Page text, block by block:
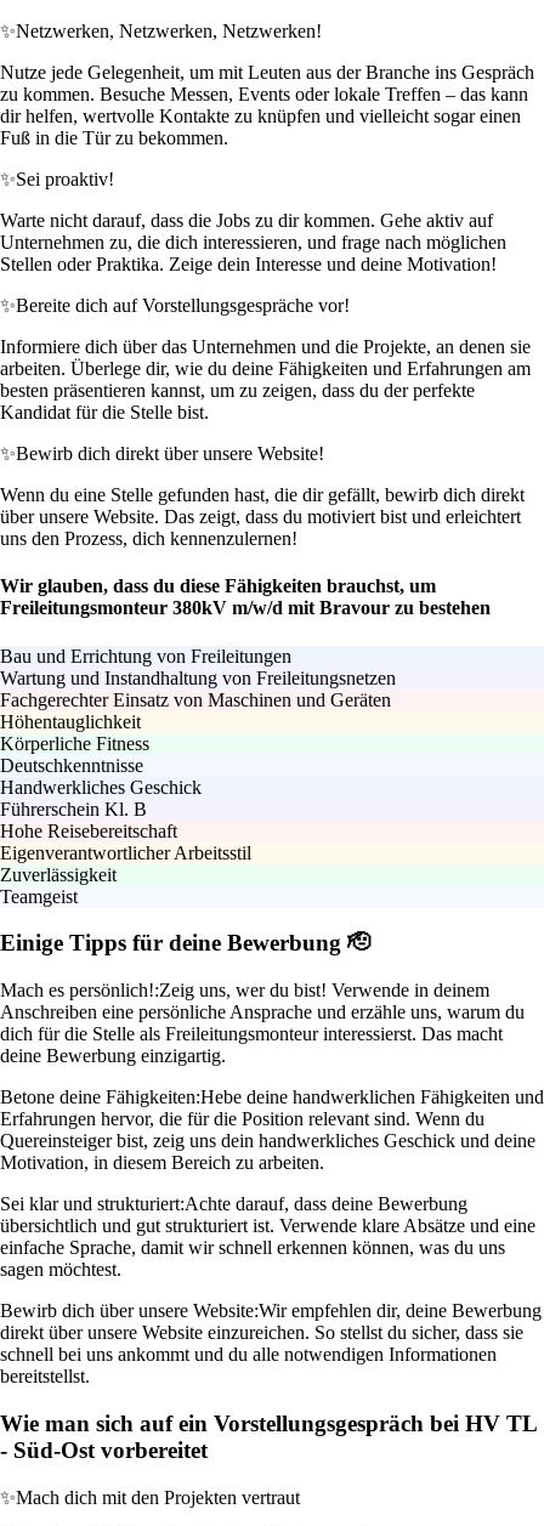
✨Netzwerken, Netzwerken, Netzwerken!
Nutze jede Gelegenheit, um mit Leuten aus der Branche ins Gespräch
zu kommen. Besuche Messen, Events oder lokale Treffen – das kann
dir helfen, wertvolle Kontakte zu knüpfen und vielleicht sogar einen
Fuß in die Tür zu bekommen.
✨Sei proaktiv!
Warte nicht darauf, dass die Jobs zu dir kommen. Gehe aktiv auf
Unternehmen zu, die dich interessieren, und frage nach möglichen
Stellen oder Praktika. Zeige dein Interesse und deine Motivation!
✨Bereite dich auf Vorstellungsgespräche vor!
Informiere dich über das Unternehmen und die Projekte, an denen sie
arbeiten. Überlege dir, wie du deine Fähigkeiten und Erfahrungen am
besten präsentieren kannst, um zu zeigen, dass du der perfekte
Kandidat für die Stelle bist.
✨Bewirb dich direkt über unsere Website!
Wenn du eine Stelle gefunden hast, die dir gefällt, bewirb dich direkt
über unsere Website. Das zeigt, dass du motiviert bist und erleichtert
uns den Prozess, dich kennenzulernen!
Wir glauben, dass du diese Fähigkeiten brauchst, um
Freileitungsmonteur 380kV m/w/d mit Bravour zu bestehen
Bau und Errichtung von Freileitungen
Wartung und Instandhaltung von Freileitungsnetzen
Fachgerechter Einsatz von Maschinen und Geräten
Höhentauglichkeit
Körperliche Fitness
Deutschkenntnisse
Handwerkliches Geschick
Führerschein Kl. B
Hohe Reisebereitschaft
Eigenverantwortlicher Arbeitsstil
Zuverlässigkeit
Teamgeist
Einige Tipps für deine Bewerbung 🫡
Mach es persönlich!:Zeig uns, wer du bist! Verwende in deinem
Anschreiben eine persönliche Ansprache und erzähle uns, warum du
dich für die Stelle als Freileitungsmonteur interessierst. Das macht
deine Bewerbung einzigartig.
Betone deine Fähigkeiten:Hebe deine handwerklichen Fähigkeiten und
Erfahrungen hervor, die für die Position relevant sind. Wenn du
Quereinsteiger bist, zeig uns dein handwerkliches Geschick und deine
Motivation, in diesem Bereich zu arbeiten.
Sei klar und strukturiert:Achte darauf, dass deine Bewerbung
übersichtlich und gut strukturiert ist. Verwende klare Absätze und eine
einfache Sprache, damit wir schnell erkennen können, was du uns
sagen möchtest.
Bewirb dich über unsere Website:Wir empfehlen dir, deine Bewerbung
direkt über unsere Website einzureichen. So stellst du sicher, dass sie
schnell bei uns ankommt und du alle notwendigen Informationen
bereitstellst.
Wie man sich auf ein Vorstellungsgespräch bei HV TL
- Süd-Ost vorbereitet
✨Mach dich mit den Projekten vertraut